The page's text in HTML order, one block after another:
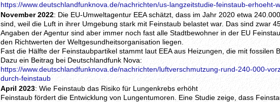
https://www.deutschlandfunknova.de/nachrichten/us-langzeitstudie-feinstaub-erhoeht-
November 2022: Die EU-Umweltagentur EEA schätzt, dass im Jahr 2020 etwa
sind, weil die Luft in ihrer Umgebung stark mit Feinstaub belastet war. Das sind zwar
Angaben der Agentur sind aber immer noch fast alle Stadtbewohner in der EU
den Richtwerten der Weltgesundheitsorganisation liegen.
Fast die Hälfte der Feinstaubpartikel stammt laut EEA aus Heizungen, die mit fossilen
Dazu ein Beitrag bei Deutschlandfunk Nova:
https://www.deutschlandfunknova.de/nachrichten/luftverschmutzung-rund-240-000-
durch-feinstaub
April 2023: Wie Feinstaub das Risiko für Lungenkrebs erhöht
Feinstaub fördert die Entwicklung von Lungentumoren. Eine Studie zeige, dass